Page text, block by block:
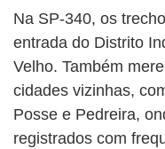
Na SP-340, os
entrada do Distrito
Velho. Também
cidades vizinhas,
Posse e Pedreira,
registrados com